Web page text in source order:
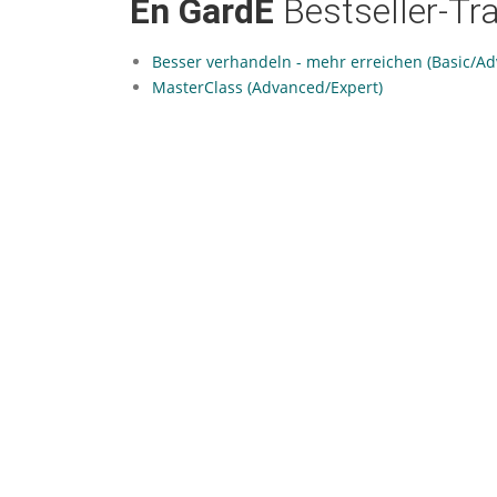
En GardE Bestseller-
Besser verhandeln - mehr erreichen (Basic/
MasterClass (Advanced/Expert)